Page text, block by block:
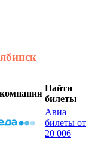
Найти
билеты
Авиа
билеты от
20 006